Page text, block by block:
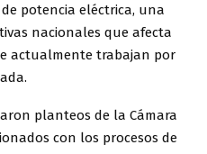
potencia eléctrica, una
nacionales que afecta
actualmente trabajan por
planteos de la Cámara
con los procesos de